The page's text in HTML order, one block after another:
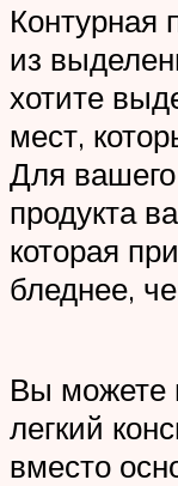
Контурная
из
хотите
мест,
Для
продукта
которая
бледнее,
Вы можете
легкий
вместо